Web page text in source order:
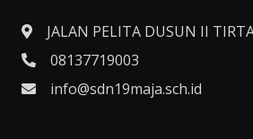
JALAN PELITA DUSUN II
08137719003
info@sdn19maja.sch.id